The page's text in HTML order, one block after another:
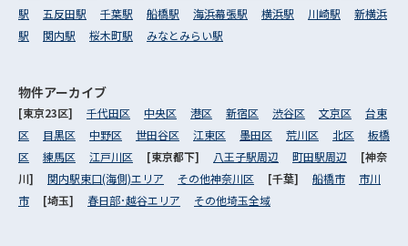
駅
五反田駅 千葉駅 船橋駅 海浜幕張駅 横浜駅 川崎駅
新横浜
駅
関内駅 桜木町駅 みなとみらい駅
物件アーカイブ
[東京23区] 千代田区 中央区 港区 新宿区 渋谷区 文京区
台東
区
目黒区 中野区 世田谷区 江東区 墨田区 荒川区 北区
板橋
区
練馬区 江戸川区 [東京都下] 八王子駅周辺 町田駅周辺
[神奈
川] 関内駅東口(海側)エリア その他神奈川区 [千葉] 船橋市
市川
市
[埼玉] 春日部･越谷エリア その他埼玉全域